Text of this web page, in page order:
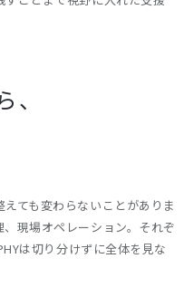
ても変わらないことがありま
現場オペレーション。それぞ
は切り分けずに全体を見な